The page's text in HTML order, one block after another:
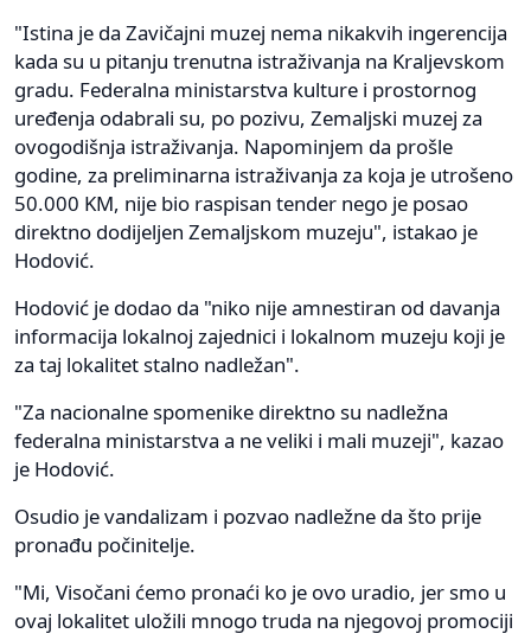
"Istina je da Zavičajni muzej nema nikakvih ingerencija
kada su u pitanju trenutna istraživanja na Kraljevskom
gradu. Federalna ministarstva kulture i prostornog
uređenja odabrali su, po pozivu, Zemaljski muzej za
ovogodišnja istraživanja. Napominjem da prošle
godine, za preliminarna istraživanja za koja je utrošeno
50.000 KM, nije bio raspisan tender nego je posao
direktno dodijeljen Zemaljskom muzeju", istakao je
Hodović.
Hodović je dodao da "niko nije amnestiran od davanja
informacija lokalnoj zajednici i lokalnom muzeju koji je
za taj lokalitet stalno nadležan".
"Za nacionalne spomenike direktno su nadležna
federalna ministarstva a ne veliki i mali muzeji", kazao
je Hodović.
Osudio je vandalizam i pozvao nadležne da što prije
pronađu počinitelje.
"Mi, Visočani ćemo pronaći ko je ovo uradio, jer smo u
ovaj lokalitet uložili mnogo truda na njegovoj promociji